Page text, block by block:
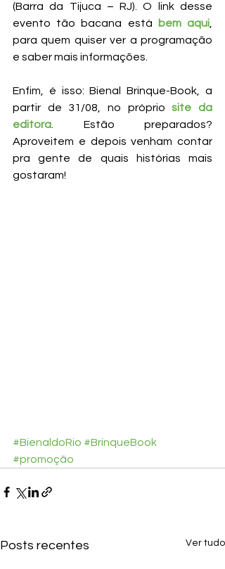
(Barra da Tijuca – RJ). O link desse
evento tão bacana está
bem aqui
para quem quiser ver a programação
e saber mais informações.
Enfim, é isso: Bienal Brinque-Book, a
partir de 31/08, no próprio site da
editora . Estão preparados?
Aproveitem e depois venham contar
pra gente de quais histórias mais
gostaram!
#BienaldoRio #BrinqueBook
#promoção
Posts recentes Ver tudo